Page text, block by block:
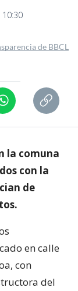
de BBCL
la comuna
con la
de
en calle
con
del